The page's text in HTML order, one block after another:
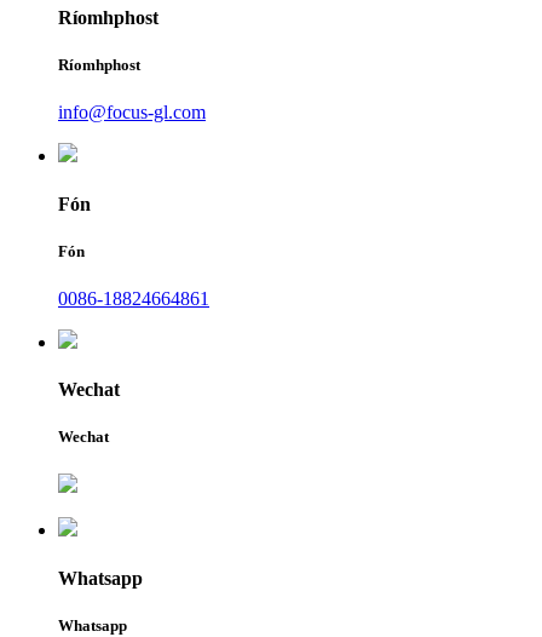
Ríomhphost
Ríomhphost
info@focus-gl.com
Fón
Fón
0086-18824664861
Wechat
Wechat
Whatsapp
Whatsapp